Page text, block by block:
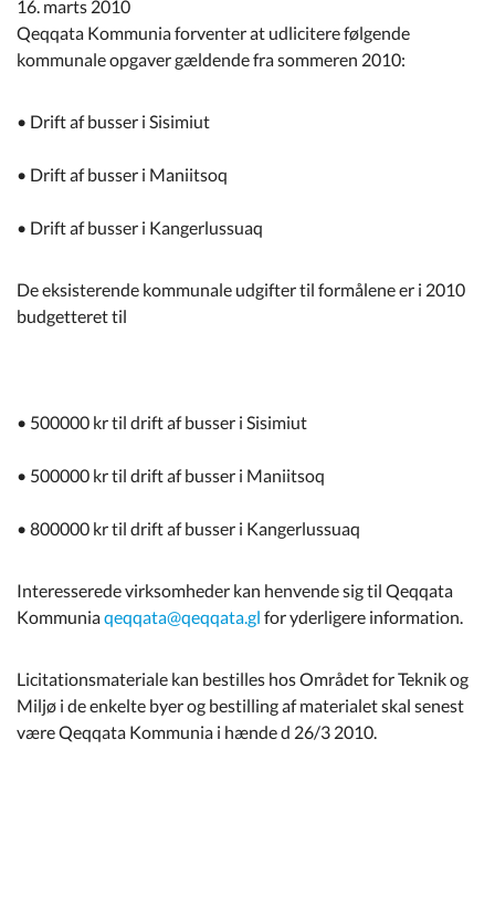
Kommuneplan
16. marts 2010
Qeqqata Kommunia forventer at udlicitere følgende
kommunale opgaver gældende fra sommeren 2010:
• Drift af busser i Sisimiut
• Drift af busser i Maniitsoq
• Drift af busser i Kangerlussuaq
De eksisterende kommunale udgifter til formålene er i 2010
budgetteret til
• 500000 kr til drift af busser i Sisimiut
• 500000 kr til drift af busser i Maniitsoq
• 800000 kr til drift af busser i Kangerlussuaq
Interesserede virksomheder kan henvende sig til Qeqqata
Kommuniaqeqqata@qeqqata.gl for yderligere information.
Licitationsmateriale kan bestilles hos Området for Teknik og
Miljø i de enkelte byer og bestilling af materialet skal senest
være Qeqqata Kommunia i hænde d 26/3 2010.